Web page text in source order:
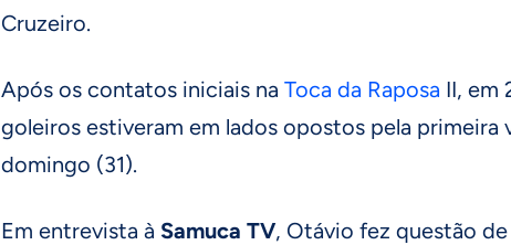
Cruzeiro.
Após os contatos iniciais na Toca da Raposa II, em
goleiros estiveram em lados opostos pela primeira
domingo (31).
Em entrevista à Samuca TV, Otávio fez questão